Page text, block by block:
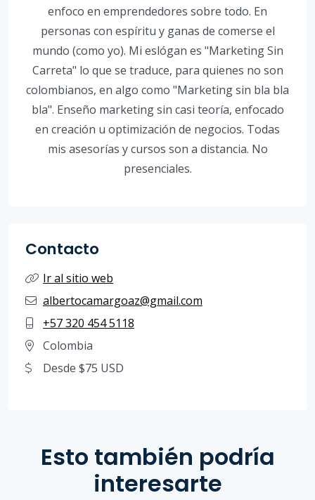
enfoco en emprendedores sobre todo. En
personas con espíritu y ganas de comerse el
mundo (como yo). Mi eslógan es "Marketing Sin
Carreta" lo que se traduce, para quienes no son
colombianos, en algo como "Marketing sin bla bla
bla". Enseño marketing sin casi teoría, enfocado
en creación u optimización de negocios. Todas
mis asesorías y cursos son a distancia. No
presenciales.
Contacto
Ir al sitio web
albertocamargoaz@gmail.com
+57 320 454 5118
Colombia
Desde $75 USD
Esto también podría
interesarte